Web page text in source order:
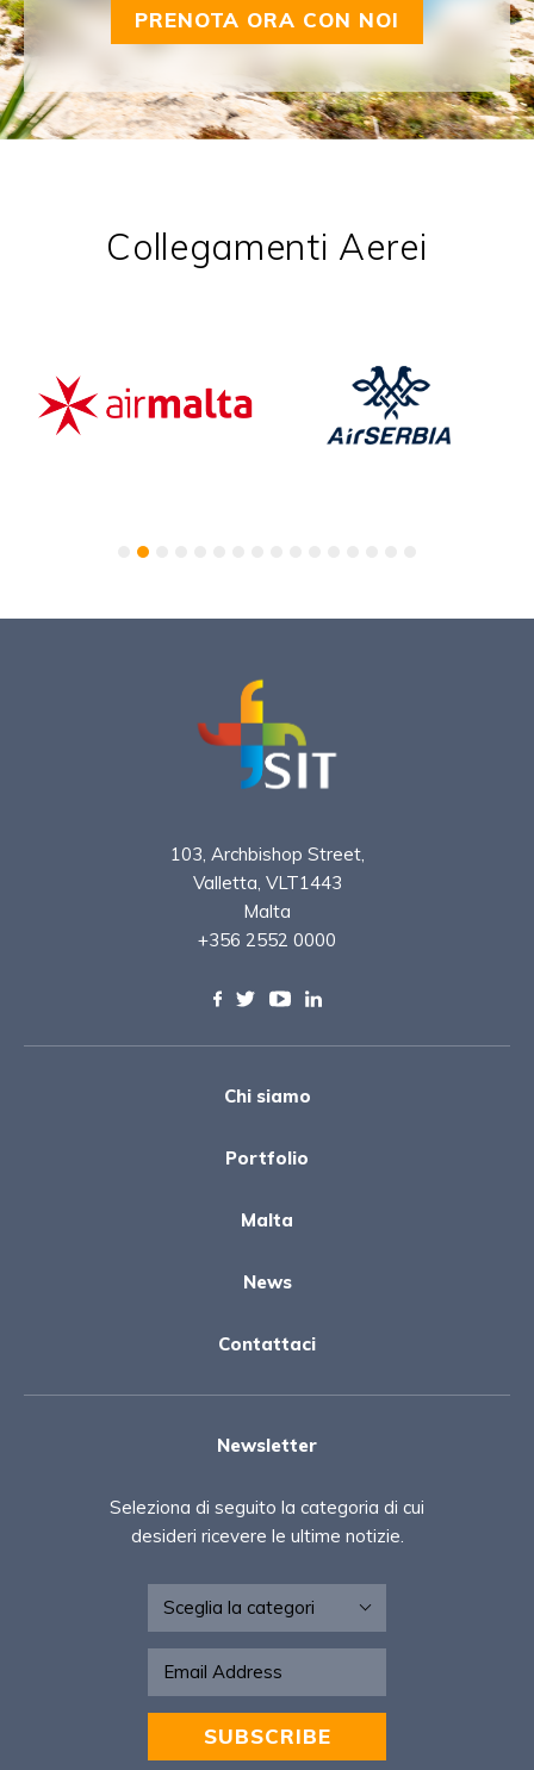
PRENOTA ORA CON NOI
Collegamenti Aerei
103, Archbishop Street,
Valletta, VLT1443
Malta
+356 2552 0000
Chi siamo
Portfolio
Malta
News
Contattaci
Newsletter
Seleziona di seguito la categoria di cui
desideri ricevere le ultime notizie.
Newsletter - IT
SUBSCRIBE